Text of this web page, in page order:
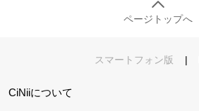
ページトップへ
スマートフォン版 |
CiNiiについて